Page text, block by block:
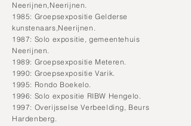
Neerijnen,Neerijnen.
1985: Groepsexpositie Gelderse
kunstenaars,Neerijnen.
1987: Solo expositie, gemeentehuis
Neerijnen.
1989: Groepsexpositie Meteren.
1990: Groepsexpositie Varik.
1995: Rondo Boekelo.
1996: Solo expositie RIBW Hengelo.
1997: Overijsselse Verbeelding, Beurs
Hardenberg.